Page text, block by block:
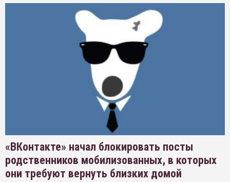
«ВКонтакте» начал блокировать посты
родственников мобилизованных, в которых
они требуют вернуть близких домой